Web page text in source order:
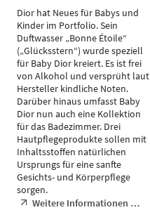
Dior hat Neues für Babys und
Kinder im Portfolio. Sein
Duftwasser „Bonne Étoile“
(„Glücksstern“) wurde speziell
für Baby Dior kreiert. Es ist frei
von Alkohol und versprüht laut
Hersteller kindliche Noten.
Darüber hinaus umfasst Baby
Dior nun auch eine Kollektion
für das Badezimmer. Drei
Hautpflegeprodukte sollen mit
Inhaltsstoffen natürlichen
Ursprungs für eine sanfte
Gesichts- und Körperpflege
sorgen.
Weitere Informationen …